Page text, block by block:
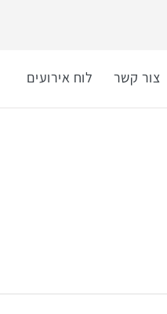
צור קשר לוח אירועים